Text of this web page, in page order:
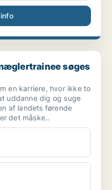
søges til [xxxxx] ...
søges
en karriere, hvor ikke to
uddanne dig og suge
af landets førende
det måske..